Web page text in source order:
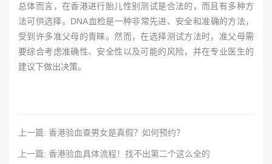
总体而言，在香港进行胎儿性别测试是合法的，而且有多种方
法可供选择。DNA血检是一种非常先进、安全和准确的方法，
受到许多准父母的青睐。然而，在选择测试方法时，准父母需
要综合考虑准确性、安全性以及可能的风险，并在专业医生的
建议下做出决策。
上一篇: 香港验血查男女是真假？如何预约？
上一篇: 香港验血具体流程！找不出第二个这么全的